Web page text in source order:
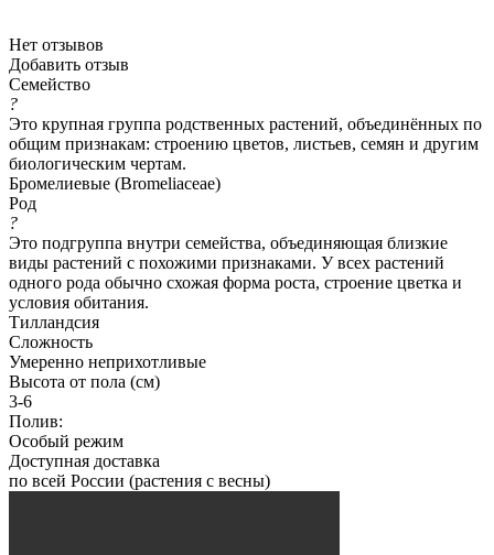
Нет отзывов
Добавить отзыв
Семейство
?
Это крупная группа родственных растений, объединённых по
общим признакам: строению цветов, листьев, семян и другим
биологическим чертам.
Бромелиевые (Bromeliaceae)
Род
?
Это подгруппа внутри семейства, объединяющая близкие
виды растений с похожими признаками. У всех растений
одного рода обычно схожая форма роста, строение цветка и
условия обитания.
Тилландсия
Сложность
Умеренно неприхотливые
Высота от пола (см)
3-6
Полив:
Особый режим
Доступная доставка
по всей России (растения с весны)